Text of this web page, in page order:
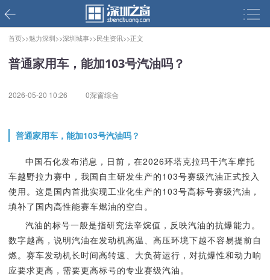
首页>>魅力深圳>>深圳城事>>民生资讯>>正文
普通家用车，能加103号汽油吗？
2026-05-20 10:26 0深窗综合
普通家用车，能加103号汽油吗？
中国石化发布消息，日前，在2026环塔克拉玛干汽车摩托
车越野拉力赛中，我国自主研发生产的103号赛级汽油正式投入
使用。这是国内首批实现工业化生产的103号高标号赛级汽油，
填补了国内高性能赛车燃油的空白。
汽油的标号一般是指研究法辛烷值，反映汽油的抗爆能力。
数字越高，说明汽油在发动机高温、高压环境下越不容易提前自
燃。赛车发动机长时间高转速、大负荷运行，对抗爆性和动力响
应要求更高，需要更高标号的专业赛级汽油。